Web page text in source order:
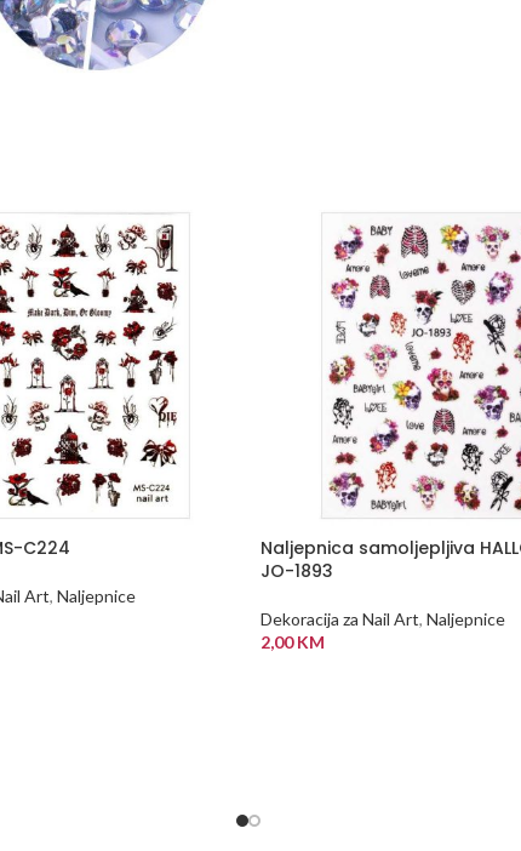
C224
Art, Naljepnice
Naljepnica samoljepljiva
JO-1893
Dekoracija za Nail Art, Naljepnice
2,00KM